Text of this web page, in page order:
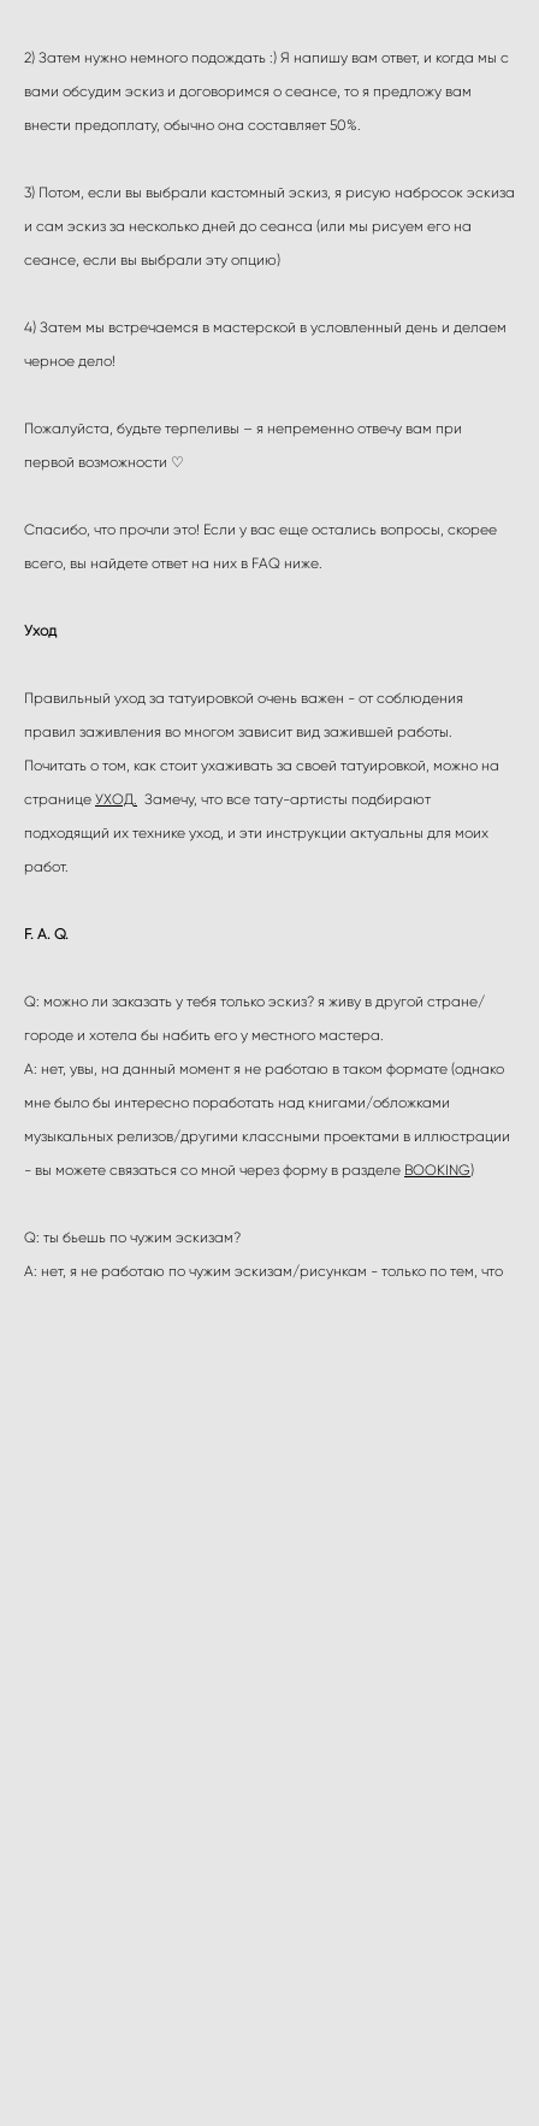
2) Затем нужно немного подождать :) Я напишу вам ответ, и когда мы с
вами обсудим эскиз и договоримся о сеансе, то я предложу вам
внести предоплату, обычно она составляет 50%.
3) Потом, если вы выбрали кастомный эскиз, я рисую набросок эскиза
и сам эскиз за несколько дней до сеанса (или мы рисуем его на
сеансе, если вы выбрали эту опцию)
4) Затем мы встречаемся в мастерской в условленный день и делаем
черное дело!
Пожалуйста, будьте терпеливы – я непременно отвечу вам при
первой возможности ♡
Спасибо, что прочли это! Если у вас еще остались вопросы, скорее
всего, вы найдете ответ на них в FAQ ниже.
Уход
Правильный уход за татуировкой очень важен - от соблюдения
правил заживления во многом зависит вид зажившей работы.
Почитать о том, как стоит ухаживать за своей татуировкой, можно на
странице УХОД
Замечу, что все тату-артисты подбирают
подходящий их технике уход, и эти инструкции актуальны для моих
работ.
F. A. Q.
Q: можно ли заказать у тебя только эскиз? я живу в другой стране/
городе и хотела бы набить его у местного мастера.
A: нет, увы, на данный момент я не работаю в таком формате (однако
мне было бы интересно поработать над книгами/обложками
музыкальных релизов/другими классными проектами в иллюстрации
- вы можете связаться со мной через форму в разделе BOOKING)
Q: ты бьешь по чужим эскизам?
А: нет, я не работаю по чужим эскизам/рисункам - только по тем, что